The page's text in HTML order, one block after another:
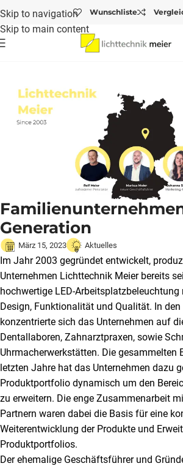
Skip to navigation
Skip to main content
Wunschliste
Familienunternehmen in 2.
Generation
März 15, 2023 Aktuelles
Im Jahr 2003 gegründet entwickelt,
Unternehmen Lichttechnik Meier bereits
hochwertige LED-
Design, Funktionalität und Qualität. In den
konzentrierte sich das Unternehmen auf
Dentallaboren, Zahnarztpraxen, sowie
Uhrmacherwerkstätten. Die gesammelten
letzten Jahre hat das Unternehmen dazu
Produktportfolio dynamisch um den
zu erweitern. Die enge Zusammenarbeit
Partnern waren dabei die Basis für eine
Weiterentwicklung der Produkte und
Produktportfolios.
Der ehemalige Geschäftsführer und